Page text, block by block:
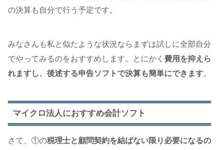
の決算も自分で行う予定です。
みなさんも私と似たような状況ならまずは試しに全部自分
でやってみるのをおすすめします。とにかく 費用を抑えら
れますし、後述する申告ソフトで決算も簡単にできます。
マイクロ法人におすすめ会計ソフト
さて、①の税理士と顧問契約を結ばない限り必要になるの